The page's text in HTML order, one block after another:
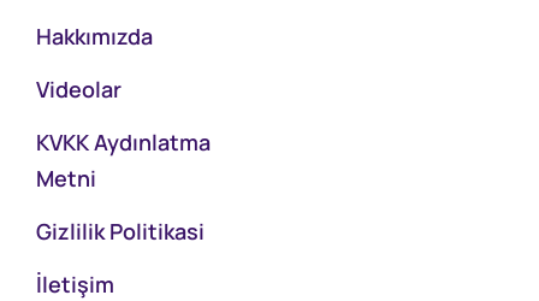
Hakkımızda
Videolar
KVKK Aydınlatma
Metni
Gizlilik Politikasi
İletişim